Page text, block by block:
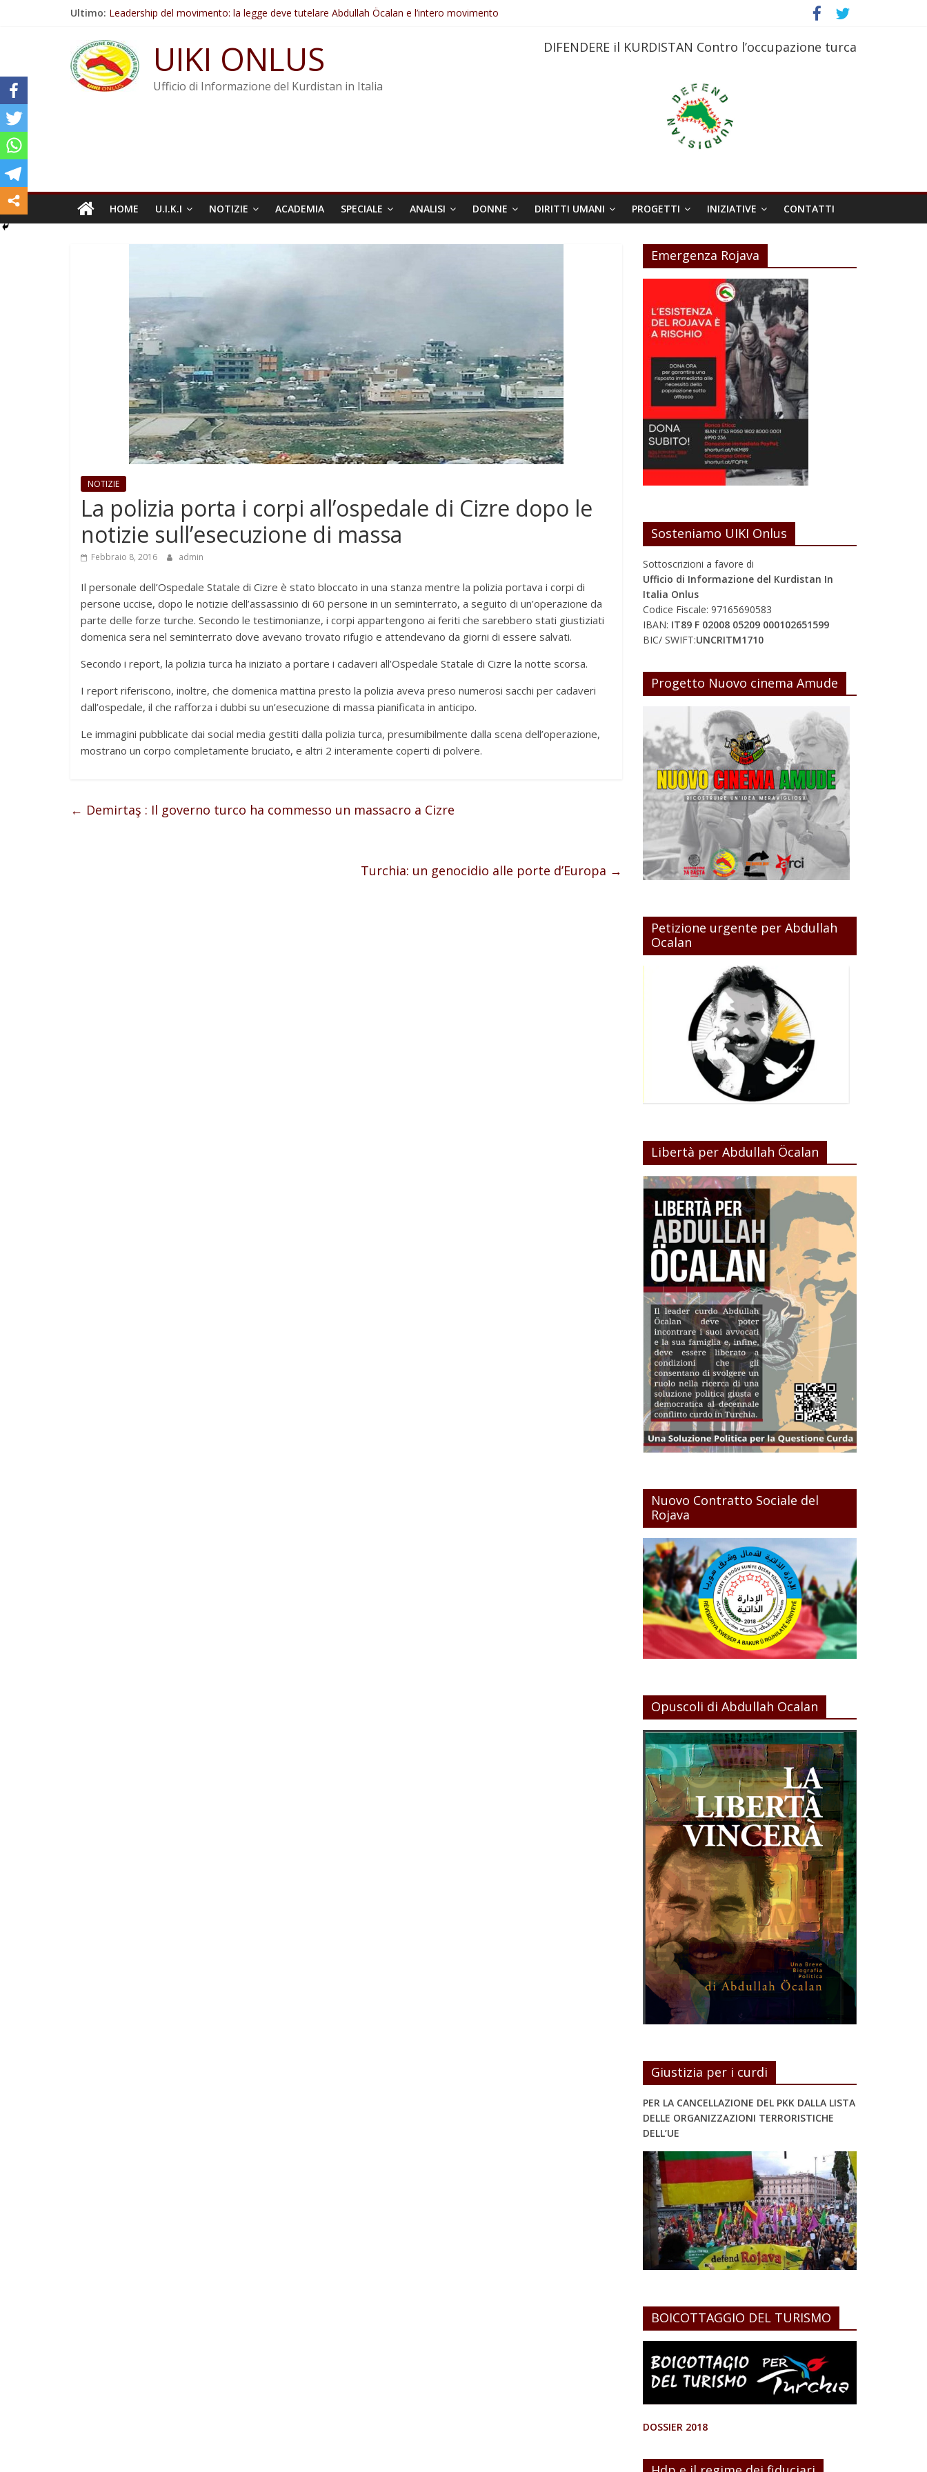
Ultimo: Leadership del movimento: la legge deve tutelare Abdullah Öcalan e l’intero movimento
Non tenere conto della situazione di Rêber Apo ostacolerebbe l’attuazione della legge
Il KNK chiede un’azione internazionale contro i crimini di guerra dell’Iran
Abdullah Öcalan: Le legge negativa deve essere trasformata in legge positiva
UIKI ONLUS
Ufficio di Informazione del Kurdistan in Italia
DIFENDERE il KURDISTAN Contro l’occupazione turca
HOME U.I.K.I NOTIZIE ACADEMIA SPECIALE ANALISI DONNE DIRITTI UMANI PROGETTI INIZIATIVE CONTATTI
NOTIZIE
La polizia porta i corpi all’ospedale di Cizre dopo le
notizie sull’esecuzione di massa
Febbraio 8, 2016 admin
Il personale dell’Ospedale Statale di Cizre è stato bloccato in una stanza mentre la polizia portava i corpi di
persone uccise, dopo le notizie dell’assassinio di 60 persone in un seminterrato, a seguito di un’operazione da
parte delle forze turche. Secondo le testimonianze, i corpi appartengono ai feriti che sarebbero stati giustiziati
domenica sera nel seminterrato dove avevano trovato rifugio e attendevano da giorni di essere salvati.
Secondo i report, la polizia turca ha iniziato a portare i cadaveri all’Ospedale Statale di Cizre la notte scorsa.
I report riferiscono, inoltre, che domenica mattina presto la polizia aveva preso numerosi sacchi per cadaveri
dall’ospedale, il che rafforza i dubbi su un’esecuzione di massa pianificata in anticipo.
Le immagini pubblicate dai social media gestiti dalla polizia turca, presumibilmente dalla scena dell’operazione,
mostrano un corpo completamente bruciato, e altri 2 interamente coperti di polvere.
← Demirtaş : Il governo turco ha commesso un massacro a Cizre
Turchia: un genocidio alle porte d’Europa →
Emergenza Rojava
Sosteniamo UIKI Onlus
Sottoscrizioni a favore di
Ufficio di Informazione del Kurdistan In
Italia Onlus
Codice Fiscale: 97165690583
IBAN: IT89 F 02008 05209 000102651599
BIC/ SWIFT:UNCRITM1710
Progetto Nuovo cinema Amude
Petizione urgente per Abdullah
Ocalan
Libertà per Abdullah Öcalan
Nuovo Contratto Sociale del
Rojava
Opuscoli di Abdullah Ocalan
Giustizia per i curdi
PER LA CANCELLAZIONE DEL PKK DALLA LISTA
DELLE ORGANIZZAZIONI TERRORISTICHE
DELL’UE
BOICOTTAGGIO DEL TURISMO
DOSSIER 2018